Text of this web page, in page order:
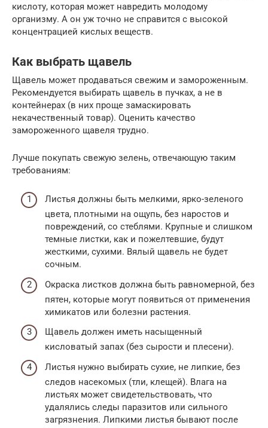
кислоту, которая может навредить молодому
организму. А он уж точно не справится с высокой
концентрацией кислых веществ.
Как выбрать щавель
Щавель может продаваться свежим и замороженным.
Рекомендуется выбирать щавель в пучках, а не в
контейнерах (в них проще замаскировать
некачественный товар). Оценить качество
замороженного щавеля трудно.
Лучше покупать свежую зелень, отвечающую таким
требованиям:
Листья должны быть мелкими, ярко-зеленого
цвета, плотными на ощупь, без наростов и
повреждений, со стеблями. Крупные и слишком
темные листки, как и пожелтевшие, будут
жесткими, сухими. Вялый щавель не будет
сочным.
Окраска листков должна быть равномерной, без
пятен, которые могут появиться от применения
химикатов или болезни растения.
Щавель должен иметь насыщенный
кисловатый запах (без сырости и плесени).
Листья нужно выбирать сухие, не липкие, без
следов насекомых (тли, клещей). Влага на
листьях может свидетельствовать, что
удалялись следы паразитов или сильного
загрязнения. Липкими листья бывают после